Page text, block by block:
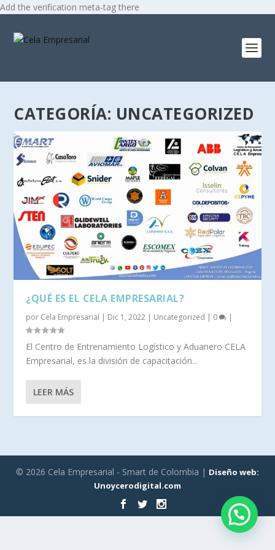
Add the verification meta-tag there
CATEGORÍA: UNCATEGORIZED
¿QUÉ ES EL CELA EMPRESARIAL?
por Cela Empresarial | Dic 1, 2022 | Uncategorized | 0 |
El Centro de Entrenamiento Logístico y Aduanero CELA
Empresarial, es la división de capacitación...
LEER MÁS
© 2026 Cela Empresarial - Smart de Colombia | Diseño web:
Unoycerodigital.com